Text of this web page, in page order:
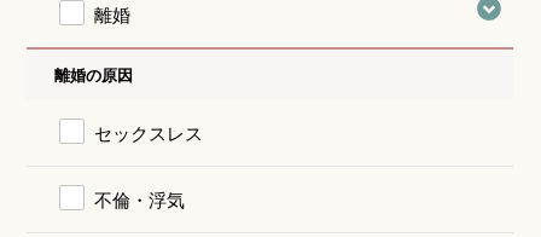
離婚
離婚の原因
セックスレス
不倫・浮気